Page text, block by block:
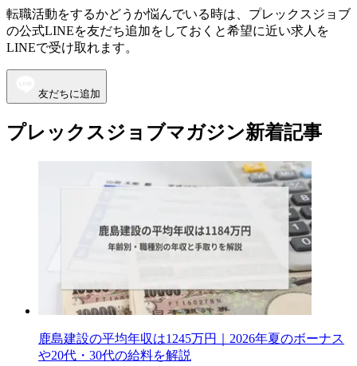
転職活動をするかどうか悩んでいる時は、プレックスジョブ
の公式LINEを友だち追加をしておくと希望に近い求人を
LINEで受け取れます。
友だちに追加
プレックスジョブマガジン新着記事
鹿島建設の平均年収は1245万円｜2026年夏のボーナス
や20代・30代の給料を解説